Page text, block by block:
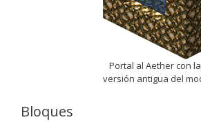
Portal al Aether con la
versión antigua del
Bloques